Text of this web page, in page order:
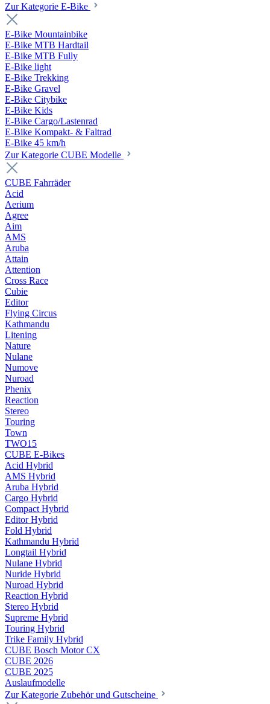
Zur Kategorie E-Bike
E-Bike Mountainbike
E-Bike MTB Hardtail
E-Bike MTB Fully
E-Bike light
E-Bike Trekking
E-Bike Gravel
E-Bike Citybike
E-Bike Kids
E-Bike Cargo/Lastenrad
E-Bike Kompakt- & Faltrad
E-Bike 45 km/h
Zur Kategorie CUBE Modelle
CUBE Fahrräder
Acid
Aerium
Agree
Aim
AMS
Aruba
Attain
Attention
Cross Race
Cubie
Editor
Flying Circus
Kathmandu
Litening
Nature
Nulane
Numove
Nuroad
Phenix
Reaction
Stereo
Touring
Town
TWO15
CUBE E-Bikes
Acid Hybrid
AMS Hybrid
Aruba Hybrid
Cargo Hybrid
Compact Hybrid
Editor Hybrid
Fold Hybrid
Kathmandu Hybrid
Longtail Hybrid
Nulane Hybrid
Nuride Hybrid
Nuroad Hybrid
Reaction Hybrid
Stereo Hybrid
Supreme Hybrid
Touring Hybrid
Trike Family Hybrid
CUBE Bosch Motor CX
CUBE 2026
CUBE 2025
Auslaufmodelle
Zur Kategorie Zubehör und Gutscheine